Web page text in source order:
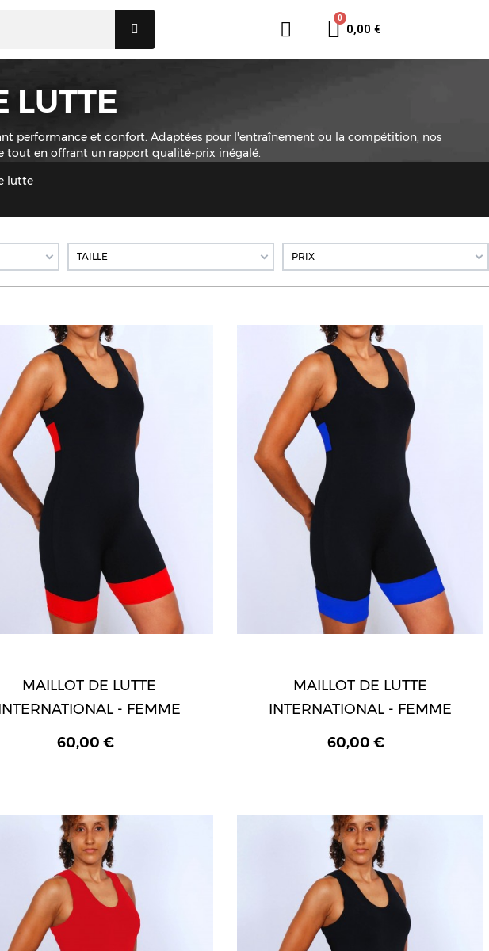
0,00 €
LUTTE
performance et confort. Adaptées pour l'entraînement ou la compétition, nos
tout en offrant un rapport qualité-prix inégalé.
lutte
TAILLE PRIX
MAILLOT DE LUTTE
- FEMME
60,00 €
MAILLOT DE LUTTE
INTERNATIONAL - FEMME
60,00 €